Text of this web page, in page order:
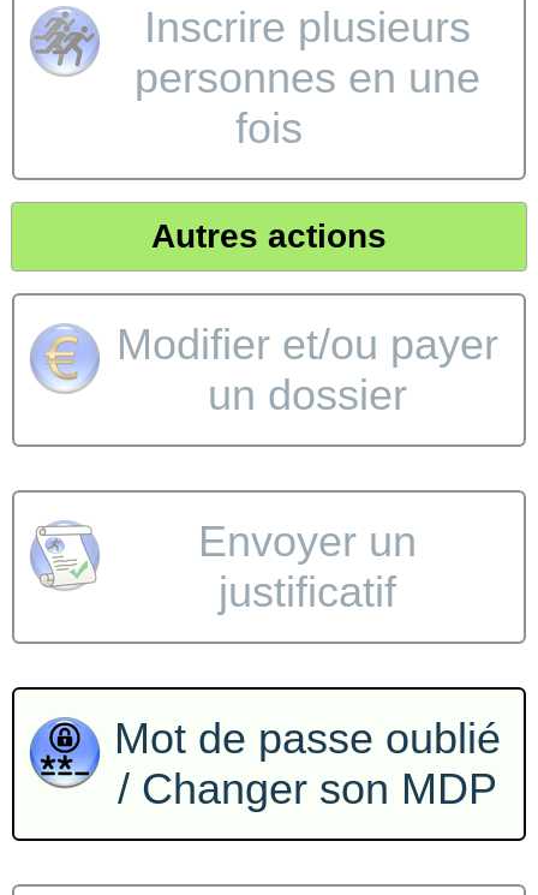
Inscrire plusieurs
personnes en une
fois
Autres actions
Modifier et/ou payer
un dossier
Envoyer un
justificatif
Mot de passe oublié
/ Changer son MDP